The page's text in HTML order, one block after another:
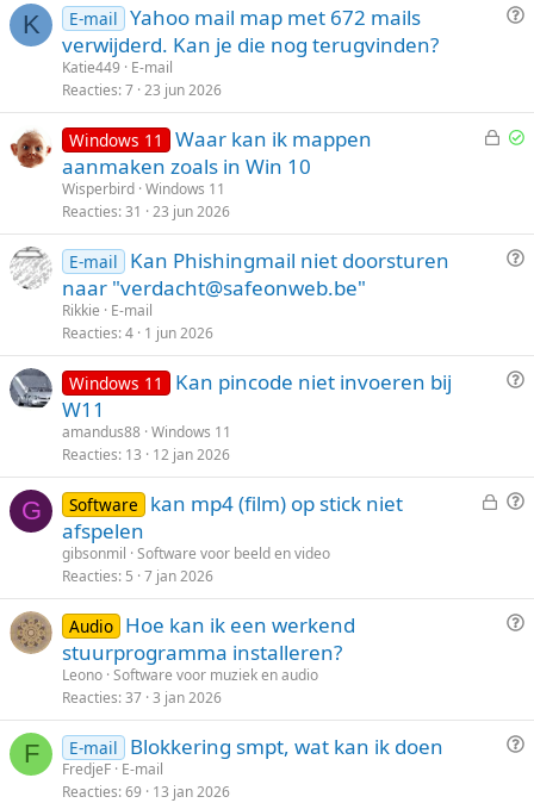
K
V
g
E-mail Yahoo mail map met 672 mails
verwijderd. Kan je die nog terugvinden?
Katie449
E-mail
Reacties 7 23 jun 2026
G
o
l
o
Windows 11
Waar kan ik mappen
aanmaken zoals in Win 10
Wisperbird Windows 11
Reacties 31 23 jun 2026
V
g
E-mail
Kan Phishingmail niet doorsturen
naar "verdacht@safeonweb.be"
Rikkie
E-mail
Reacties 4 1 jun 2026
V
g
Windows 11
Kan pincode niet invoeren bij
W11
amandus88 Windows 11
Reacties 13 12 jan 2026
G
G
o
V
g
Software
kan mp4 (film) op stick niet
afspelen
gibsonmil Software voor beeld en video
Reacties 5 7 jan 2026
V
g
Audio Hoe kan ik een werkend
stuurprogramma installeren?
Leono Software voor muziek en audio
Reacties 37 3 jan 2026
F
V
E-mail Blokkering smpt, wat kan ik doen
FredjeF E-mail
Reacties 69 13 jan 2026